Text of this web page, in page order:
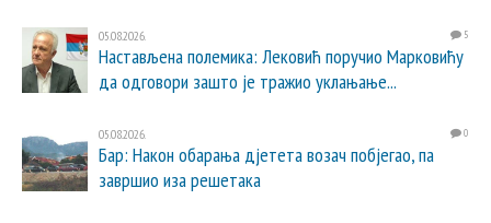
05.08.2026. 5
Настављена полемика: Лековић поручио Марковићу
да одговори зашто је тражио уклањање...
05.08.2026. 0
Бар: Након обарања дјетета возач побјегао, па
завршио иза решетака